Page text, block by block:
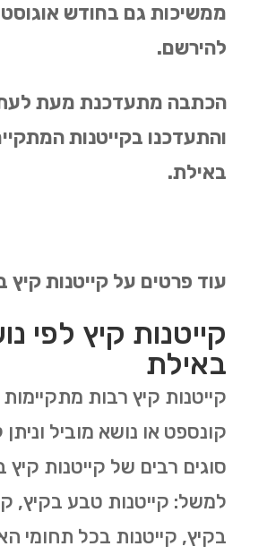
ממשיכות גם בחודש
להירשם.
הכתבה מתעדכנת מעת
והתעדכנו בקייטנות
באילת.
עוד פרטים על קייטנות קיץ
קייטנות קיץ לפי
באילת
קייטנות קיץ רבות
קונספט או נושא מוביל
סוגים רבים של קייטנות קיץ
למשל: קייטנות טבע בקיץ,
בקיץ, קייטנות בכל תחומי